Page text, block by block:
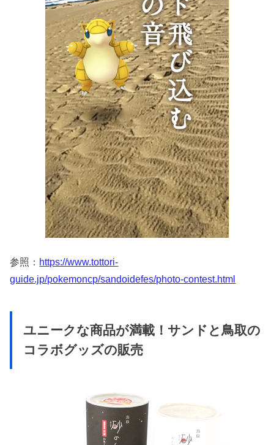
参照： https://www.tottori-
guide.jp/pokemoncp/sandoidefes/photo-contest.html
ユニークな商品が満載！サンドと鳥取の
コラボグッズの販売